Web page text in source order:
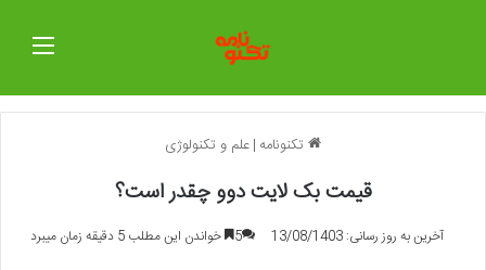
تکنونامه |علم و تکنولوژی
قیمت بک لایت دوو چقدر است؟
آخرین به روز رسانی: 13/08/1403 5 خواندن این مطلب 5 دقیقه زمان میبرد